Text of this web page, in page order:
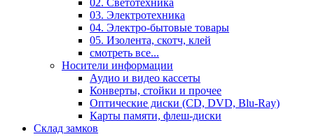
02. Светотехника
03. Электротехника
04. Электро-бытовые товары
05. Изолента, скотч, клей
смотреть все...
Носители информации
Аудио и видео кассеты
Конверты, стойки и прочее
Оптические диски (CD, DVD, Blu-Ray)
Карты памяти, флеш-диски
Склад замков